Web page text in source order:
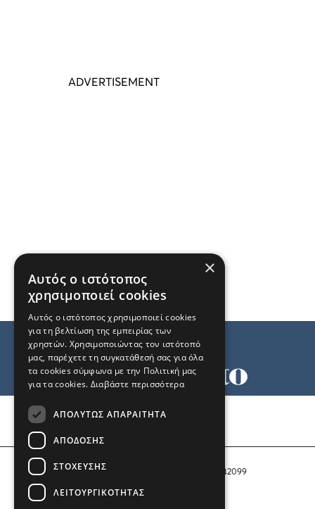
Αριθμός Πιστοποίησης Μ.Η.Τ. 242099
×
Αυτός ο ιστότοπος
χρησιμοποιεί cookies
Αυτός ο ιστότοπος χρησιμοποιεί cookies
για τη βελτίωση της εμπειρίας των
χρηστών. Χρησιμοποιώντας τον ιστότοπό
μας, παρέχετε τη συγκατάθεσή σας για όλα
τα cookies σύμφωνα με την Πολιτική μας
για τα cookies. Διαβάστε περισσότερα
ΑΠΟΛΎΤΩΣ ΑΠΑΡΑΊΤΗΤΑ
ΑΠΌΔΟΣΗΣ
ΣΤΌΧΕΥΣΗΣ
ΛΕΙΤΟΥΡΓΙΚΌΤΗΤΑΣ